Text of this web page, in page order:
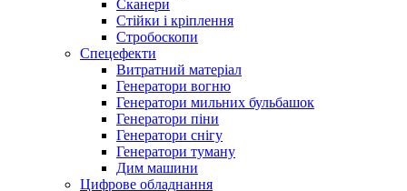
Сканери
Стійки і кріплення
Стробоскопи
Спецефекти
Витратний матеріал
Генератори вогню
Генератори мильних бульбашок
Генератори піни
Генератори снігу
Генератори туману
Дим машини
Цифрове обладнання